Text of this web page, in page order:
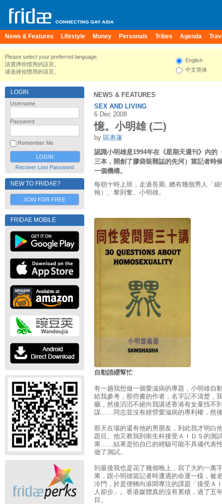
News & Features Lifestyle Money Personals Tribes Agenda
Please select your preferred language.
請選擇你慣用的語言。
请选择你惯用的语言。
English
中文简体
LOGIN
Username
Password
Remember Me
Recover Lost Password
NEW TO FRIDAE?
JOIN FOR FREE
FRIDAE MOBILE
NEWS & FEATURES
SEX AND LIVING
6 Dec 2008
憶。小明雄 (二)
by 區惠蓮
認識小明雄是1994年在《星期天週刊》內的
三本，開創了膠袋裝雜誌的先河）當記者時
一個機構。
每朝十時上班，走過長廊, 總有幾個男人「
翰）、黎則奮、小明雄。
自動請纓幫忙
有一趟我想做一個愛滋病的專題，小明雄自
給我參考，那些書的作者，名字記不清楚，
廳，然後滔滔不絕向我講述香港有女童找
謀……同志並沒有經營愛滋病的專利權，然
那天在場的還有他的男朋友，到此我才明白
題目。他又教我到衛生科接受ＡＩＤＳ的測
果……結果是怕自己的經驗可能不具備代表
做了測試。
到最後我也是花了幾個晚上，寫了大約一萬
果，跟小明雄當記者時遭遇的命運一樣，被
泠門，於是便轉向港聞專注的課題「接受Ａ
人卻步」。香港媒體真的沒有累積，過了五
目。